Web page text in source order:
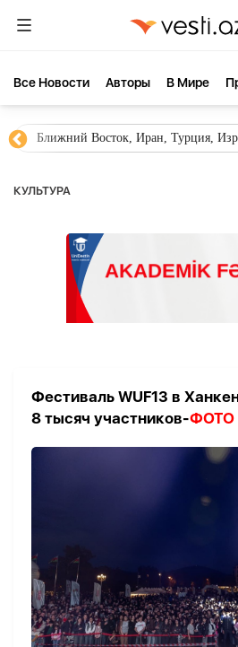
Все Новости Aвторы В Мире
Ближний Восток, Иран, Турция,
КУЛЬТУРА
Фестиваль WUF13 в
8 тысяч участников-ФОТО